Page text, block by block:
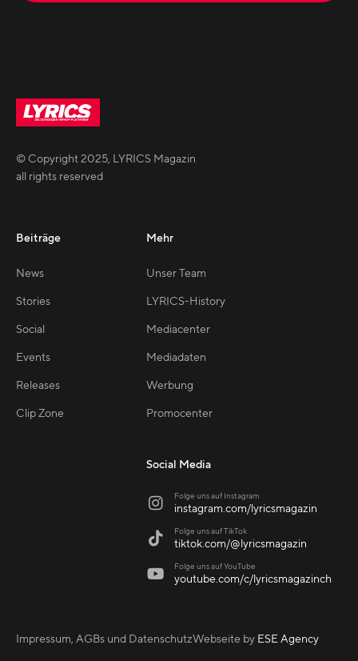
© Copyright2025, LYRICS Magazin
all rights reserved
Beiträge
News
Stories
Social
Events
Releases
Clip Zone
Mehr
Unser Team
LYRICS-History
Mediacenter
Mediadaten
Werbung
Promocenter
Social Media
 Folge uns auf Instagram
instagram.com/lyricsmagazin
 Folge uns auf TikTok
tiktok.com/@lyricsmagazin
 Folge uns auf YouTube
youtube.com/c/lyricsmagazinch
Impressum, AGBs und DatenschutzWebseite by ESE Agency